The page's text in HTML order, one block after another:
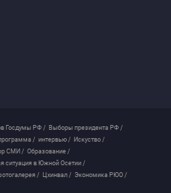
Госдумы РФ / Выборы президента РФ /
/ интервью / Искуство /
СМИ / Образование /
ситуация в Южной Осетии /
/ Цхинвал / Экономика РЮО /